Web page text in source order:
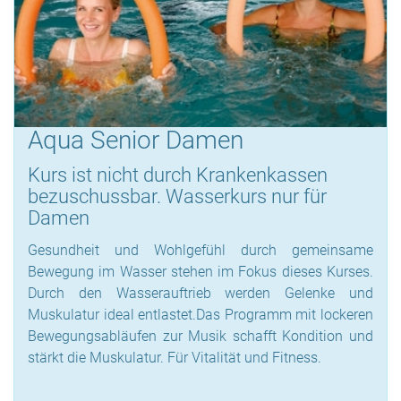
Aqua Senior Damen
Kurs ist nicht durch Krankenkassen
bezuschussbar. Wasserkurs nur für
Damen
Gesundheit und Wohlgefühl durch gemeinsame
Bewegung im Wasser stehen im Fokus dieses Kurses.
Durch den Wasserauftrieb werden Gelenke und
Muskulatur ideal entlastet.Das Programm mit lockeren
Bewegungsabläufen zur Musik schafft Kondition und
stärkt die Muskulatur. Für Vitalität und Fitness.